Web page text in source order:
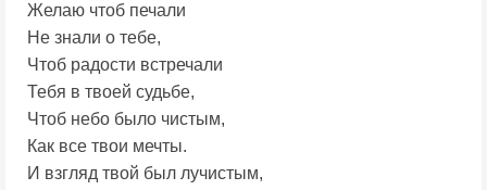
Желаю чтоб печали
Не знали о тебе,
Чтоб радости встречали
Тебя в твоей судьбе,
Чтоб небо было чистым,
Как все твои мечты.
И взгляд твой был лучистым,